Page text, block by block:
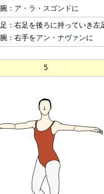
腕： ア・ラ・スゴンドに
足：右足を後ろに持っていき左
腕：右手をアン・ナヴァンに
5